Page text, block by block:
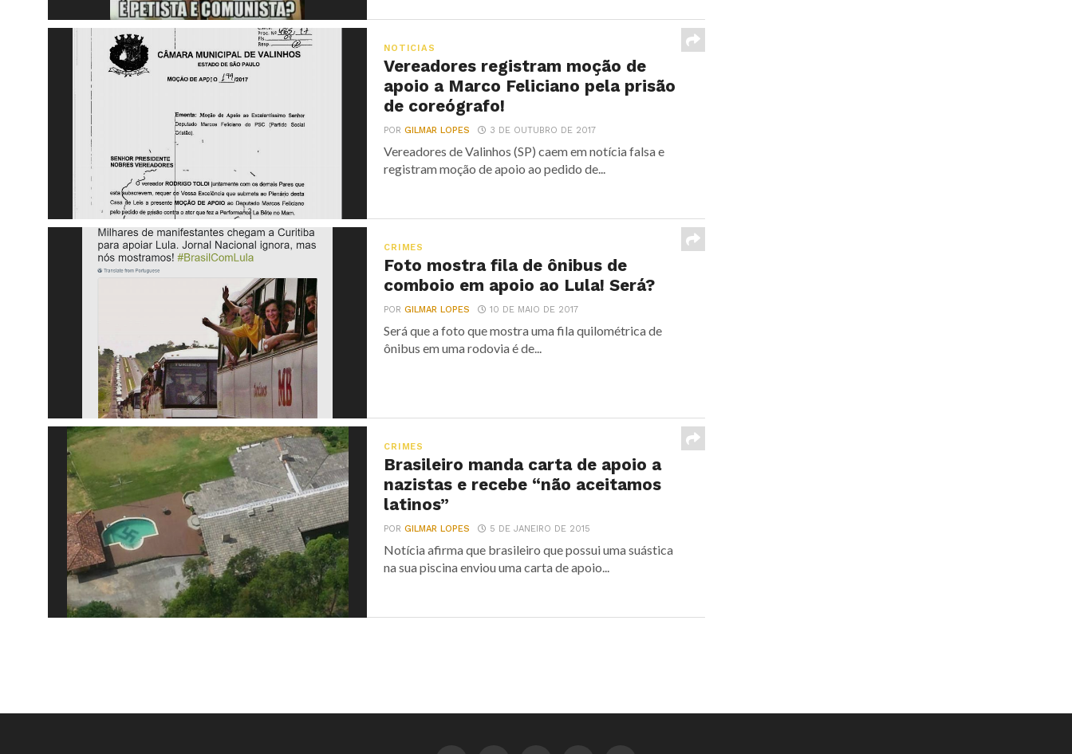
NOTICIAS
Vereadores registram moção de
apoio a Marco Feliciano pela prisão
de coreógrafo!
PORGILMAR LOPES 3 DE OUTUBRO DE 2017
Vereadores de Valinhos (SP) caem em notícia falsa e
registram moção de apoio ao pedido de...
CRIMES
Foto mostra fila de ônibus de
comboio em apoio ao Lula! Será?
PORGILMAR LOPES 10 DE MAIO DE 2017
Será que a foto que mostra uma fila quilométrica de
ônibus em uma rodovia é de...
CRIMES
Brasileiro manda carta de apoio a
nazistas e recebe “não aceitamos
latinos”
PORGILMAR LOPES 5 DE JANEIRO DE 2015
Notícia afirma que brasileiro que possui uma suástica
na sua piscina enviou uma carta de apoio...